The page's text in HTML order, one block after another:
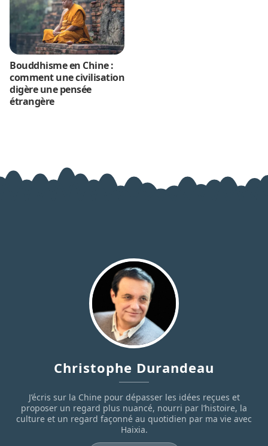
Bouddhisme en Chine :
comment une civilisation
digère une pensée
étrangère
Christophe Durandeau
J’écris sur la Chine pour dépasser les idées reçues et
proposer un regard plus nuancé, nourri par l’histoire, la
culture et un regard façonné au quotidien par ma vie avec
Haixia.